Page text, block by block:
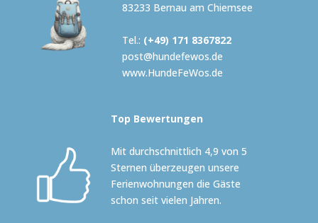
83233 Bernau am Chiemsee
Tel.: (+49) 171 8367822
post@hundefewos.de
www.HundeFeWos.de
Top Bewertungen
Mit durchschnittlich 4,9 von 5
Sternen überzeugen unsere
Ferienwohnungen die Gäste
schon seit vielen Jahren.